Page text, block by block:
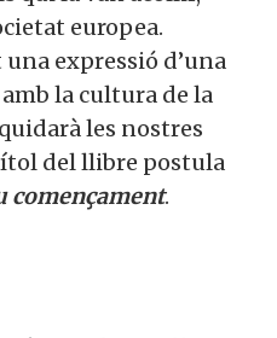
ràpidament. Molt
2014 arriba a
però ja són
excepte per als
hibris,
L’únic dubte és
cultura i dels qui
una